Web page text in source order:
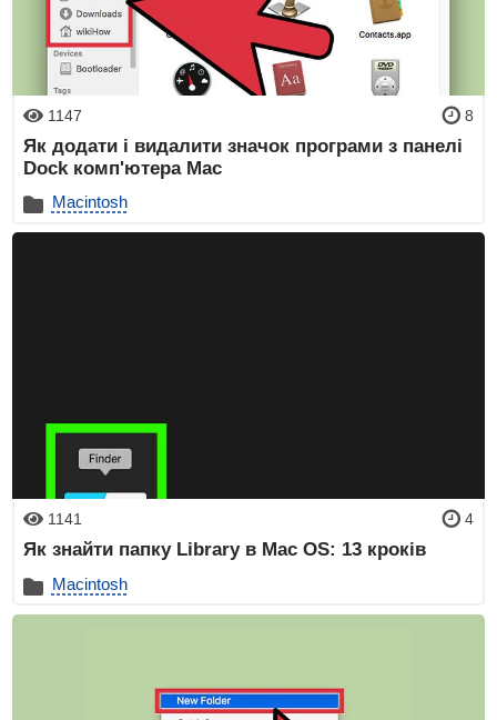
1147 8
Як додати і видалити значок програми з панелі
Dock комп'ютера Mac
Macintosh
1141 4
Як знайти папку Library в Mac OS: 13 кроків
Macintosh